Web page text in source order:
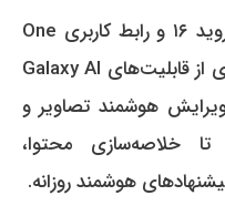
گوشی به‌صورت پیش‌فرض با اندروید ۱۶ و رابط کاربری One
UI 8.5 عرضه می‌شود و مجموعه‌ای از قابلیت‌های Galaxy AI
ویرایش هوشمند تصاویر و
خلاصه‌سازی محتوا،
هوشمند روزانه.